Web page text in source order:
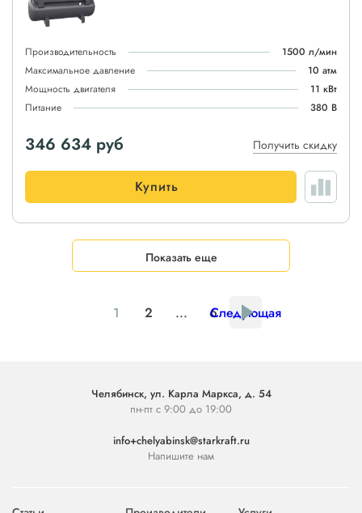
Производительность
1500 л/мин
Максимальное давление
10 атм
Мощность двигателя
11 кВт
Питание
380 В
346 634 руб Получить скидку
Купить
Показать еще
1 2 ... 6
Следующая
Челябинск, ул. Карла Маркса, д. 54
пн-пт с 9:00 до 19:00
info+chelyabinsk@starkraft.ru
Напишите нам